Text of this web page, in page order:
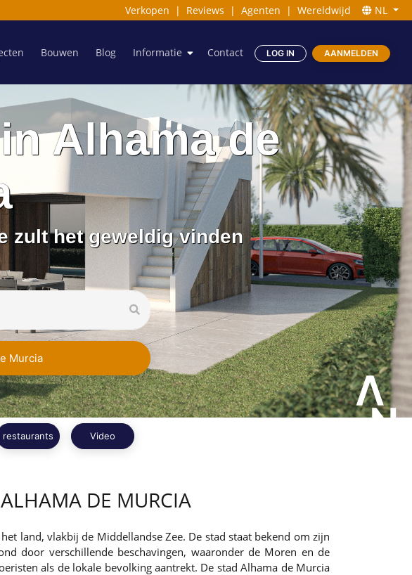
Verkopen | Reviews | Agenten | Wereldwijd NL
Bouwen Blog Informatie Contact LOG IN AANMELDEN
Alhama de
zult het geweldig vinden
Murcia
restaurants Video
DE MURCIA
land, vlakbij de Middellandse Zee. De stad staat bekend om zijn
door verschillende beschavingen, waaronder de Moren en de
als de lokale bevolking aantrekt. De stad Alhama de Murcia